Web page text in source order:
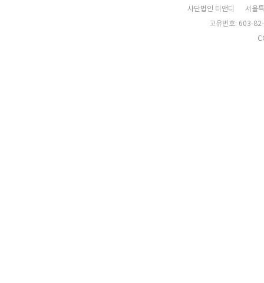
사단법인 티앤디
서울
고유번호: 603-